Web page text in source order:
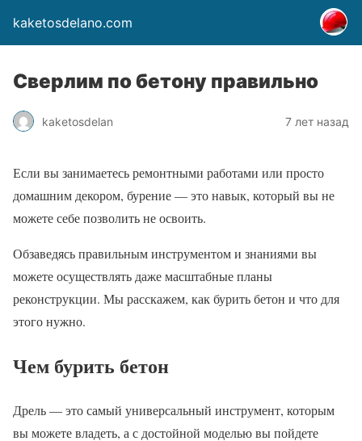
kaketosdelano.com
Сверлим по бетону правильно
kaketosdelan 7 лет назад
Если вы занимаетесь ремонтными работами или просто
домашним декором, бурение — это навык, который вы не
можете себе позволить не освоить.
Обзаведясь правильным инструментом и знаниями вы
можете осуществлять даже масштабные планы
реконструкции. Мы расскажем, как бурить бетон и что для
этого нужно.
Чем бурить бетон
Дрель — это самый универсальный инструмент, которым
вы можете владеть, а с достойной моделью вы пойдете